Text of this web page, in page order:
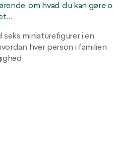
om hvad du kan gøre